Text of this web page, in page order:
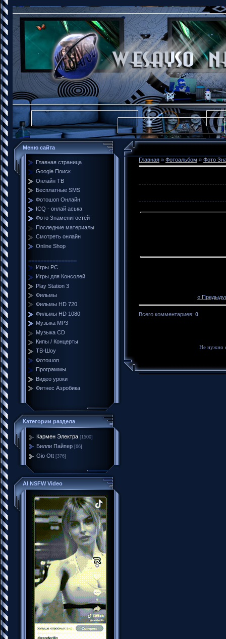
Меню сайта
Главная страница
Google Поиск
Онлайн ТВ
Бесплатные SMS
Фотошоп Онлайн
ICQ - онлай аська
Фото Знаменитостей
Последние материалы
Смотреть онлайн
Online Shop
================
Игры PC
Игры для Консолей
Play Station 3
Фильмы
Фильмы HD 720
Фильмы HD 1080
Музыка MP3
Музыка CD
Кипы / Концерты
ТВ-Шоу
Фотошоп
Программы
Видео уроки
Фитнес Аэробика
Категории раздела
Кармен Электра [1500]
Билли Пайпер [66]
Gio Ott [376]
AI NSFW Video
Главная » Фотоальбом » Фото
«
Всего комментариев: 0
Не нужно